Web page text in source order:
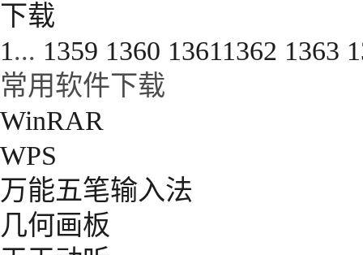
下载
1... 1359 1360 13611362 1363
常用软件下载
WinRAR
WPS
万能五笔输入法
几何画板